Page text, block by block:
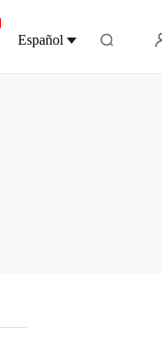
Español